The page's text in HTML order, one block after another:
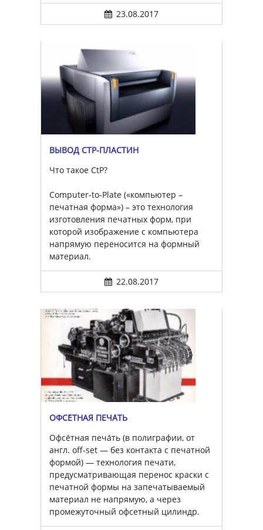
23.08.2017
ВЫВОД CTP-ПЛАСТИН
Что такое CtP?
Computer-to-Plate («компьютер –
печатная форма») – это технология
изготовления печатных форм, при
которой изображение с компьютера
напрямую переносится на формный
материал.
22.08.2017
ОФСЕ́ТНАЯ ПЕЧА́ТЬ
Офсе́тная печа́ть (в полиграфии, от
англ. off-set — без контакта с печатной
формой) — технология печати,
предусматривающая перенос краски с
печатной формы на запечатываемый
материал не напрямую, а через
промежуточный офсетный цилиндр.